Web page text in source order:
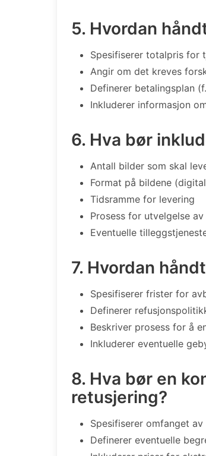
5. Hvordan
Spesifiserer totalpris for
Angir om det kreves
Definerer betalingsplan
Inkluderer informasjon
6. Hva bør
Antall bilder som skal
Format på bildene
Tidsramme for levering
Prosess for utvelgelse
Eventuelle
7. Hvordan
Spesifiserer frister for
Definerer
Beskriver prosess for å
Inkluderer eventuelle
8. Hva bør en
retusjering?
Spesifiserer omfanget
Definerer eventuelle